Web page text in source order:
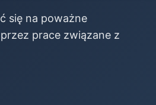
się na poważne
prace związane z